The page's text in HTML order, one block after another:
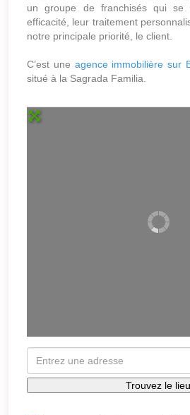
un groupe de franchisés qui se
efficacité, leur traitement
notre principale priorité, le client.
C’est une agence immobilière sur
situé à la Sagrada Familia.